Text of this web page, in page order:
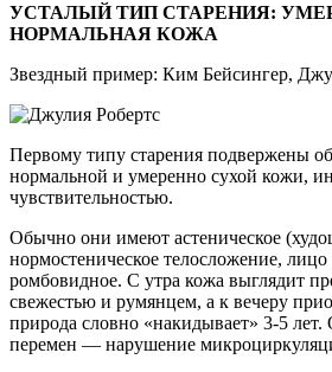
УСТАЛЫЙ ТИП СТАРЕНИЯ:
НОРМАЛЬНАЯ КОЖА
Звездный пример: Ким Бейсингер,
Первому типу старения подвержены
нормальной и умеренно сухой кожи,
чувствительностью.
Обычно они имеют астеническое
нормостеническое телосложение,
ромбовидное. С утра кожа выглядит
свежестью и румянцем, а к вечеру
природа словно «накидывает» 3-5
перемен — нарушение